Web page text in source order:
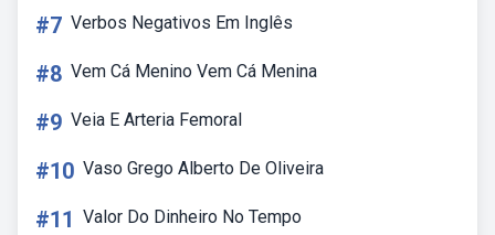
#7 Verbos Negativos Em Inglês
#8 Vem Cá Menino Vem Cá Menina
#9 Veia E Arteria Femoral
#10 Vaso Grego Alberto De Oliveira
#11 Valor Do Dinheiro No Tempo